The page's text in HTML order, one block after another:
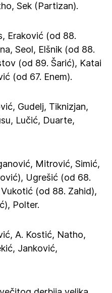
Sek (Partizan).
Eraković (od 88.
Seol, Elšnik (od 88.
(od 89. Šarić), Katai
(od 67. Enem).
Gudelj, Tiknizjan,
Lučić, Duarte,
Mitrović, Simić,
Ugrešić (od 68.
(od 88. Zahid),
Polter.
A. Kostić, Natho,
Janković,